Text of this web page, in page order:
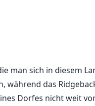
man sich in diesem
während das
Dorfes nicht weit